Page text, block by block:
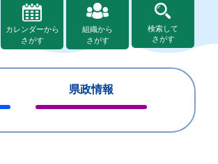
カレンダーから
さがす
組織から
さがす
検索して
さがす
県政情報
じ